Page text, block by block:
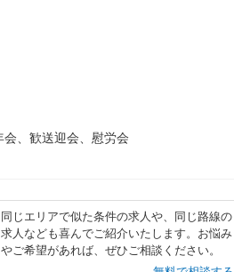
、歓送迎会、慰労会
同じエリアで似た条件の求人や、同じ路線の
求人なども喜んでご紹介いたします。お悩み
やご希望があれば、ぜひご相談ください。